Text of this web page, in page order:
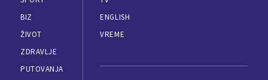
BIZ
ŽIVOT
ZDRAVLJE
PUTOVANJA
ENGLISH
VREME